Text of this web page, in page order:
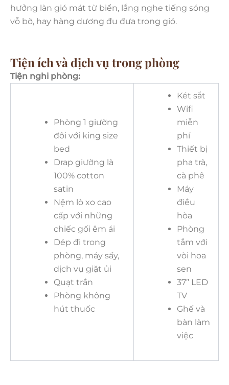
hưởng làn gió mát từ biển, lắng nghe tiếng sóng
vỗ bờ, hay hàng dương đu đưa trong gió.
Tiện ích và dịch vụ trong phòng
Tiện nghi phòng:
Phòng 1 giường
đôi với king size
bed
Drap giường là
100% cotton
satin
Nệm lò xo cao
cấp với những
chiếc gối êm ái
Dép đi trong
phòng, máy sấy,
dịch vụ giặt ủi
Quạt trần
Phòng không
hút thuốc
Két sắt
Wifi
miễn
phí
Thiết bị
pha trà,
cà phê
Máy
điều
hòa
Phòng
tắm với
vòi hoa
sen
37’’ LED
TV
Ghế và
bàn làm
việc